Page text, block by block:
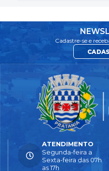
Cadastre-se e
ATENDIMENTO
Segunda-feira a
Sexta-feira das 07h
as 17h